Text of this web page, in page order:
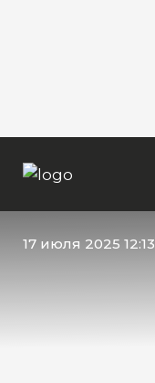
17 июля 2025 12:13